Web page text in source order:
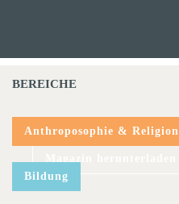
BEREICHE
Anthroposophie & Religion
Bildung